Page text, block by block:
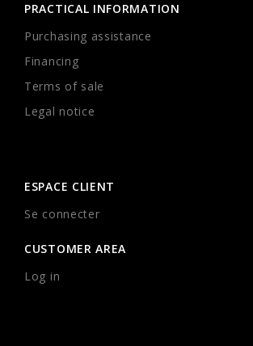
PRACTICAL INFORMATION
Purchasing assistance
Financing
Terms of sale
Legal notice
ESPACE CLIENT
Se connecter
CUSTOMER AREA
Log in